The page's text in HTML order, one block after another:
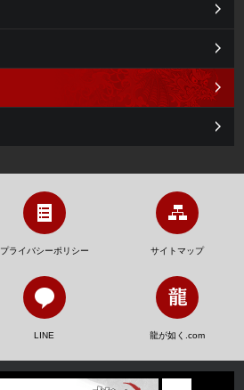
プライバシーポリシー サイトマップ
LINE 龍が如く.com